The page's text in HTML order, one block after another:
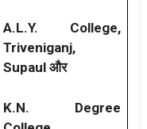
A.L.Y. College,
Triveniganj,
Supaul और
K.N. Degree